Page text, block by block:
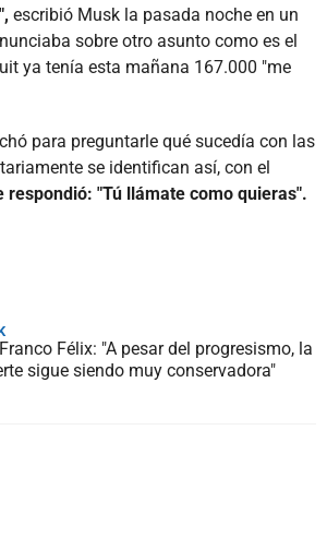
escribió Musk la pasada noche en un
sobre otro asunto como es el
ya tenía esta mañana 167.000 "me
para preguntarle qué sucedía con las
se identifican así, con el
respondió: "Tú llámate como quieras".
Franco Félix: "A pesar del progresismo, la
sigue siendo muy conservadora"